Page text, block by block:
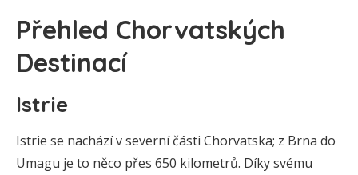
Přehled Chorvatských
Destinací
Istrie
Istrie se nachází v severní části Chorvatska; z Brna do
Umagu je to něco přes 650 kilometrů. Díky svému